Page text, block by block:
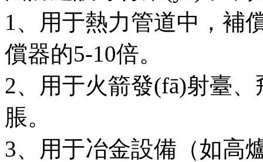
1、用于熱力管道中，補
償器的5-10倍。
2、用于火箭發(fā)射臺
脹。
3、用于冶金設備（如高爐